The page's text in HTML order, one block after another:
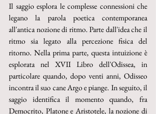
Il saggio esplora le complesse connessioni che
legano la parola poetica contemporanea
all'antica nozione di ritmo. Parte dall'idea che il
ritmo sia legato alla percezione fisica del
ritorno. Nella prima parte, questa intuizione è
esplorata nel XVII Libro dell'Odissea, in
particolare quando, dopo venti anni, Odisseo
incontra il suo cane Argo e piange. In seguito, il
saggio identifica il momento quando, fra
Democrito, Platone e Aristotele, la nozione di